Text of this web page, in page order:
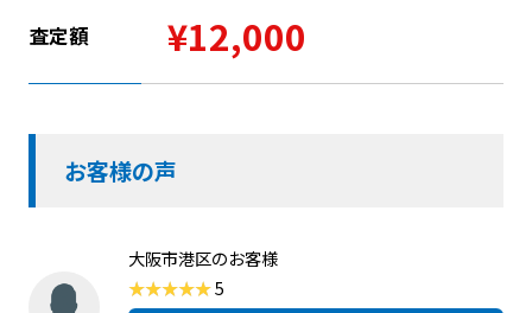
査定額 ¥12,000
お客様の声
大阪市港区のお客様
5